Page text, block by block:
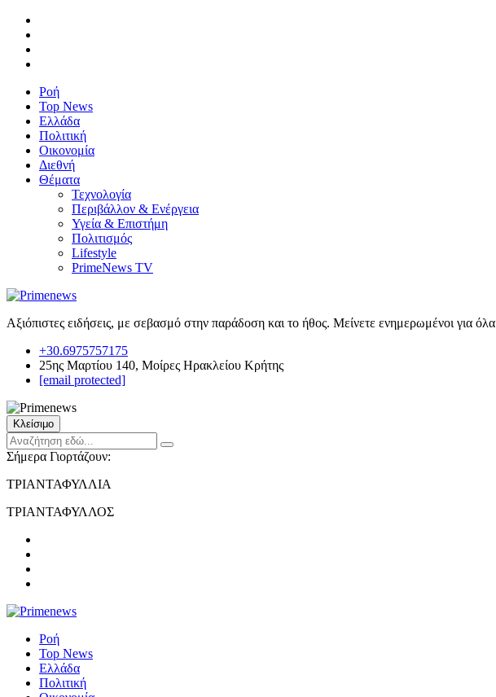
Ροή
Top News
Ελλάδα
Πολιτική
Οικονομία
Διεθνή
Θέματα
Τεχνολογία
Περιβάλλον & Ενέργεια
Υγεία & Επιστήμη
Πολιτισμός
Lifestyle
PrimeNews TV
Αξιόπιστες ειδήσεις, με σεβασμό στην παράδοση και το ήθος. Μείνετε ενημερωμένοι για
+30.6975757175
25ης Μαρτίου 140, Μοίρες Ηρακλείου Κρήτης
[email protected]
Κλείσιμο
Σήμερα Γιορτάζουν:
ΤΡΙΑΝΤΑΦΥΛΛΙΑ
ΤΡΙΑΝΤΑΦΥΛΛΟΣ
Ροή
Top News
Ελλάδα
Πολιτική